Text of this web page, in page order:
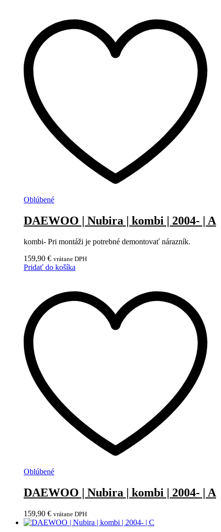
Oblúbené
DAEWOO | Nubira | kombi | 2004- | A
kombi- Pri montáži je potrebné demontovať nárazník.
159,90 € vrátane DPH
Pridať do košíka
Oblúbené
DAEWOO | Nubira | kombi | 2004- | A
159,90 € vrátane DPH